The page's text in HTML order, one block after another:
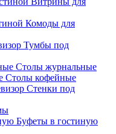
Комоды для
Тумбы под
Столы журнальные
Столы кофейные
Стенки под
Буфеты в гостиную